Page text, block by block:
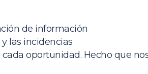
de información
las incidencias
oportunidad. Hecho que